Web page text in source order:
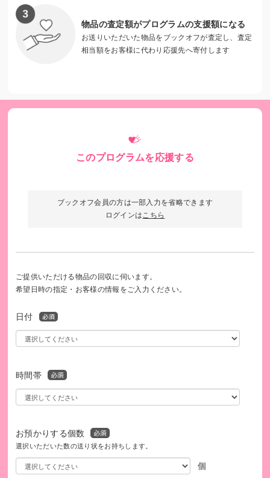
このプログラムは、SDGsの取り組みを促進します。
物品の査定額がプログラムの支援額になる
お送りいただいた物品をブックオフが査定し、査定
相当額をお客様に代わり応援先へ寄付します
このプログラムを応援する
ブックオフ会員の方は一部入力を省略できます
ログインは こちら
ご提供いただける物品の回収に伺います。
希望日時の指定・お客様の情報をご入力ください。
日付
時間帯
お預かりする個数
選択いただいた数の送り状をお持ちします。
個